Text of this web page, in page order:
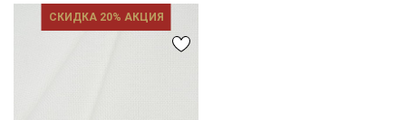
СКИДКА 20% АКЦИЯ